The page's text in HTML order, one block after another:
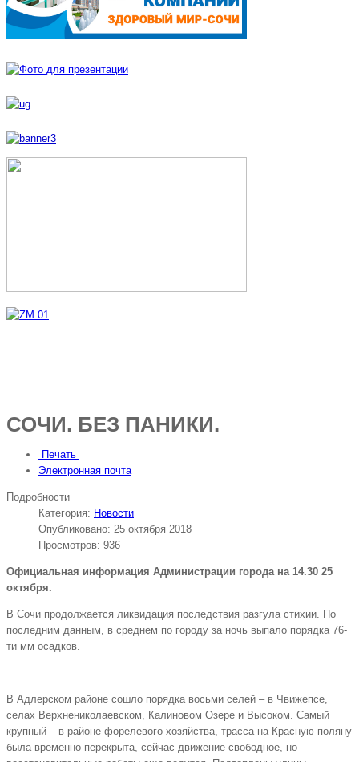
СОЧИ. БЕЗ ПАНИКИ.
Печать
Электронная почта
Подробности
Категория: Новости
Опубликовано: 25 октября 2018
Просмотров: 936
Официальная информация Администрации города на 14.30 25
октября.
В Сочи продолжается ликвидация последствия разгула стихии. По
последним данным, в среднем по городу за ночь выпало порядка 76-
ти мм осадков.
В Адлерском районе сошло порядка восьми селей – в Чвижепсе,
селах Верхнениколаевском, Калиновом Озере и Высоком. Самый
крупный – в районе форелевого хозяйства, трасса на Красную поляну
была временно перекрыта, сейчас движение свободное, но